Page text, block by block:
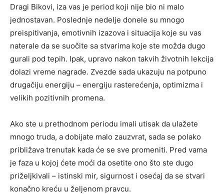
Dragi Bikovi, iza vas je period koji nije bio ni malo
jednostavan. Poslednje nedelje donele su mnogo
preispitivanja, emotivnih izazova i situacija koje su vas
naterale da se suočite sa stvarima koje ste možda dugo
gurali pod tepih. Ipak, upravo nakon takvih životnih lekcija
dolazi vreme nagrade. Zvezde sada ukazuju na potpuno
drugačiju energiju – energiju rasterećenja, optimizma i
velikih pozitivnih promena.
Ako ste u prethodnom periodu imali utisak da ulažete
mnogo truda, a dobijate malo zauzvrat, sada se polako
približava trenutak kada će se sve promeniti. Pred vama
je faza u kojoj ćete moći da osetite ono što ste dugo
priželjkivali – istinski mir, sigurnost i osećaj da se stvari
konačno kreću u željenom pravcu.